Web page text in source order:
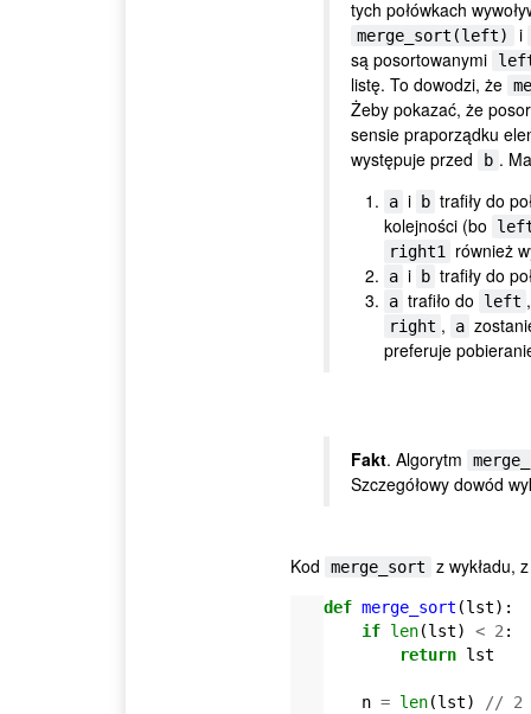
tych połówkach
merge_sort(left)
i
są posortowanymi
listę. To dowodzi, że
Żeby pokazać, że
sensie praporządku
występuje przed
b .
a i b trafiły do
kolejności (bo
right1
również
a i b trafiły do
a trafiło do left
right , a
preferuje
Fakt. Algorytm
Szczegółowy dowód
Kod merge_sort z wykładu,
def merge_sort (lst):
if len(lst) < 2 :
return lst
n = len(lst) // 2